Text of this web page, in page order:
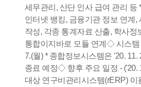
세무관리, 산단 인사 급여 관리 등
인터넷 뱅킹, 금융기관 정보 연계,
작성, 각종 통계자료 산출, 학사정
통합이지바로 모듈 연계◇ 시스템
7.(월) * 종합정보시스템은 '20. 11.
종료 예정◇ 향후 주요 일정 - ('20.
대상 연구비관리시스템(rERP) 이